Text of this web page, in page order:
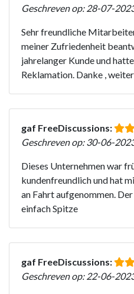
Geschreven op: 28-07-
Sehr freundliche
meiner Zufriedenheit
jahrelanger Kunde und
Reklamation. Danke , weiter
gaf FreeDiscussions:
Geschreven op: 30-06-
Dieses Unternehmen war
kundenfreundlich und hat
an Fahrt aufgenommen.
einfach Spitze
gaf FreeDiscussions:
Geschreven op: 22-06-